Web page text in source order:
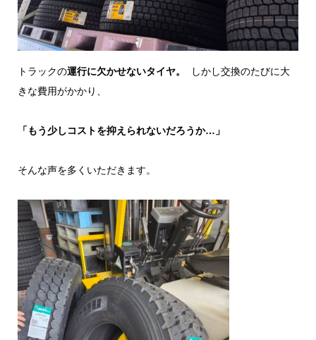
トラックの運行に欠かせないタイヤ。
しかし交換のたびに大
きな費用がかかり、
「もう少しコストを抑えられないだろうか…」
そんな声を多くいただきます。